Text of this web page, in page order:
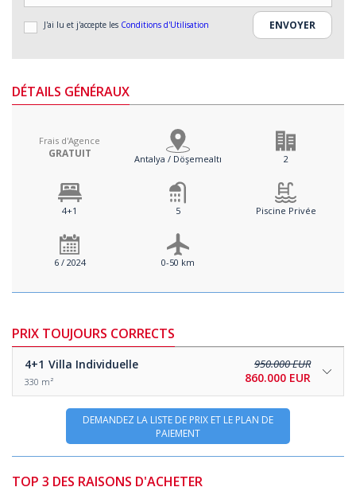
J'ai lu et j'accepte les Conditions d'Utilisation
DÉTAILS GÉNÉRAUX
Frais d'Agence
GRATUIT Antalya / Döşemealtı 2
4+1 5 Piscine Privée
6 / 2024 0-50 km
PRIX TOUJOURS CORRECTS
4+1 Villa Individuelle
330 m²
950.000 EUR
860.000 EUR
DEMANDEZ LA LISTE DE PRIX ET LE PLAN DE
PAIEMENT
TOP 3 DES RAISONS D'ACHETER